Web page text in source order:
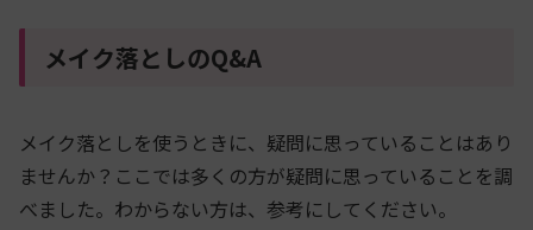
メイク落としのQ&A
メイク落としを使うときに、疑問に思っていることはあり
ませんか？ここでは多くの方が疑問に思っていることを調
べました。わからない方は、参考にしてください。